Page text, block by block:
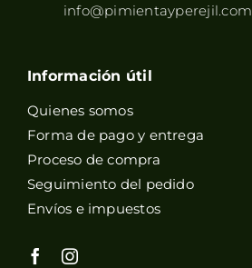
info@pimientayperejil.com
Información útil
Quienes somos
Forma de pago y entrega
Proceso de compra
Seguimiento del pedido
Envíos e impuestos